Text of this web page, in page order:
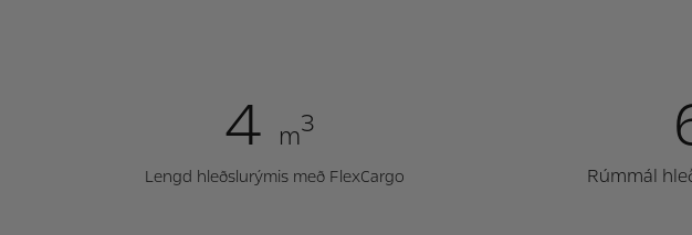
4 m3
Lengd hleðslurýmis með FlexCargo Rúmmál